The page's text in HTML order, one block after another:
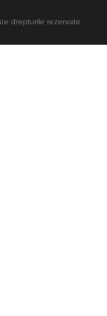
drepturile rezervate.